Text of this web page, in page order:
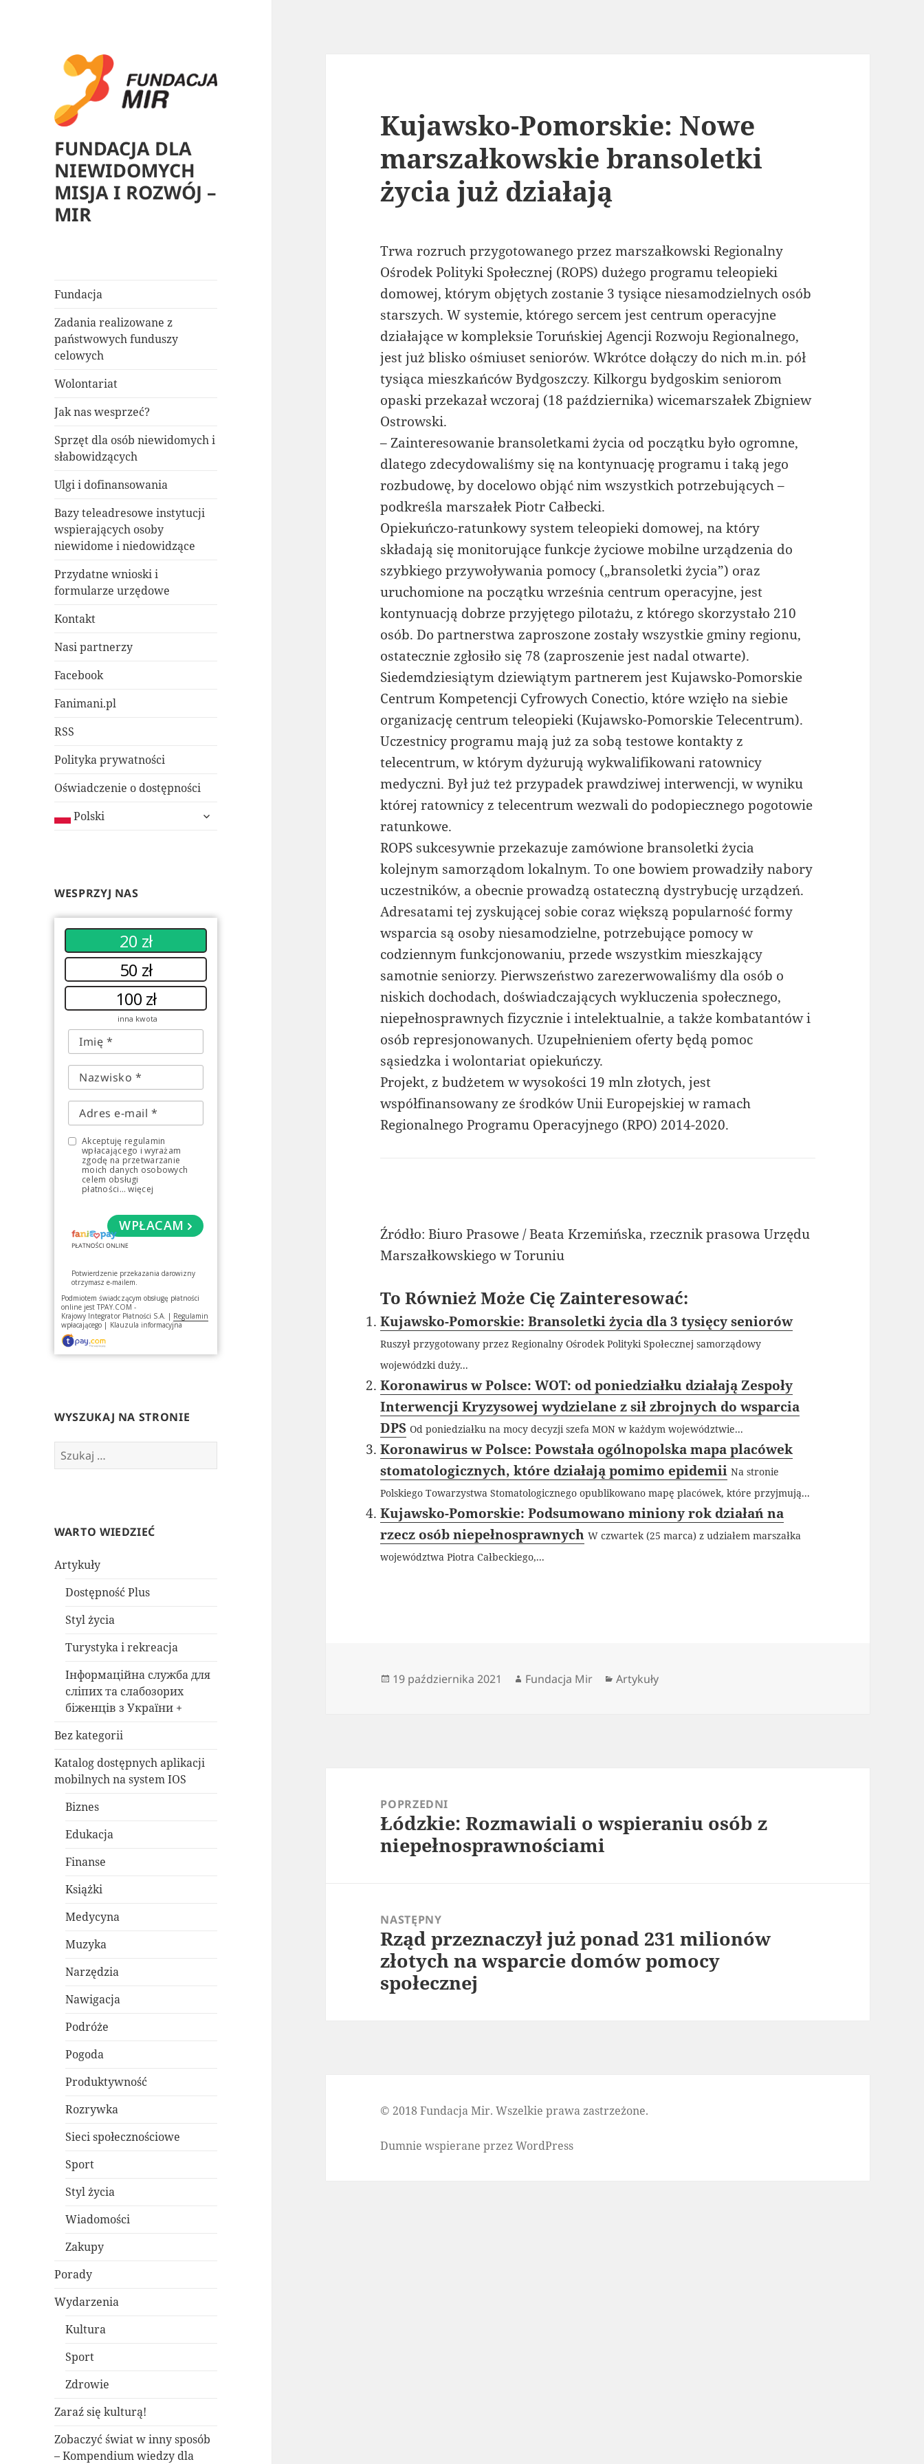
FUNDACJA DLA
NIEWIDOMYCH
MISJA I ROZWÓJ –
MIR
Fundacja
Zadania realizowane z
państwowych funduszy
celowych
Wolontariat
Jak nas wesprzeć?
Sprzęt dla osób niewidomych i
słabowidzących
Ulgi i dofinansowania
Bazy teleadresowe instytucji
wspierających osoby
niewidome i niedowidzące
Przydatne wnioski i
formularze urzędowe
Kontakt
Nasi partnerzy
Facebook
Fanimani.pl
RSS
Polityka prywatności
Oświadczenie o dostępności
Polski
rozwiń
WESPRZYJ NAS
20 zł
50 zł
100 zł
inna kwota
Akceptuję regulamin
wpłacającego i wyrażam
zgodę na przetwarzanie
moich danych osobowych
celem obsługi
płatności... więcej
WPŁACAM
Potwierdzenie przekazania darowizny
otrzymasz e-mailem.
Podmiotem świadczącym obsługę płatności
online jestTPAY.COM -
Krajowy Integrator Płatności S.A. | Regulamin
wpłacającego | Klauzula informacyjna
WYSZUKAJ NA STRONIE
Szukaj:
WARTO WIEDZIEĆ
Artykuły
Dostępność Plus
Styl życia
Turystyka i rekreacja
Інформаційна служба для
сліпих та слабозорих
біженців з України +
Bez kategorii
Katalog dostępnych aplikacji
mobilnych na system IOS
Biznes
Edukacja
Finanse
Książki
Medycyna
Muzyka
Narzędzia
Nawigacja
Podróże
Pogoda
Produktywność
Rozrywka
Sieci społecznościowe
Sport
Styl życia
Wiadomości
Zakupy
Porady
Wydarzenia
Kultura
Sport
Zdrowie
Zaraź się kulturą!
Zobaczyć świat w inny sposób
– Kompendium wiedzy dla
Kujawsko-Pomorskie: Nowe
marszałkowskie bransoletki
życia już działają
Trwa rozruch przygotowanego przez marszałkowski Regionalny
Ośrodek Polityki Społecznej (ROPS) dużego programu teleopieki
domowej, którym objętych zostanie 3 tysiące niesamodzielnych osób
starszych. W systemie, którego sercem jest centrum operacyjne
działające w kompleksie Toruńskiej Agencji Rozwoju Regionalnego,
jest już blisko ośmiuset seniorów. Wkrótce dołączy do nich m.in. pół
tysiąca mieszkańców Bydgoszczy. Kilkorgu bydgoskim seniorom
opaski przekazał wczoraj (18 października) wicemarszałek Zbigniew
Ostrowski.
– Zainteresowanie bransoletkami życia od początku było ogromne,
dlatego zdecydowaliśmy się na kontynuację programu i taką jego
rozbudowę, by docelowo objąć nim wszystkich potrzebujących –
podkreśla marszałek Piotr Całbecki.
Opiekuńczo-ratunkowy system teleopieki domowej, na który
składają się monitorujące funkcje życiowe mobilne urządzenia do
szybkiego przywoływania pomocy („bransoletki życia”) oraz
uruchomione na początku września centrum operacyjne, jest
kontynuacją dobrze przyjętego pilotażu, z którego skorzystało 210
osób. Do partnerstwa zaproszone zostały wszystkie gminy regionu,
ostatecznie zgłosiło się 78 (zaproszenie jest nadal otwarte).
Siedemdziesiątym dziewiątym partnerem jest Kujawsko-Pomorskie
Centrum Kompetencji Cyfrowych Conectio, które wzięło na siebie
organizację centrum teleopieki (Kujawsko-Pomorskie Telecentrum).
Uczestnicy programu mają już za sobą testowe kontakty z
telecentrum, w którym dyżurują wykwalifikowani ratownicy
medyczni. Był już też przypadek prawdziwej interwencji, w wyniku
której ratownicy z telecentrum wezwali do podopiecznego pogotowie
ratunkowe.
ROPS sukcesywnie przekazuje zamówione bransoletki życia
kolejnym samorządom lokalnym. To one bowiem prowadziły nabory
uczestników, a obecnie prowadzą ostateczną dystrybucję urządzeń.
Adresatami tej zyskującej sobie coraz większą popularność formy
wsparcia są osoby niesamodzielne, potrzebujące pomocy w
codziennym funkcjonowaniu, przede wszystkim mieszkający
samotnie seniorzy. Pierwszeństwo zarezerwowaliśmy dla osób o
niskich dochodach, doświadczających wykluczenia społecznego,
niepełnosprawnych fizycznie i intelektualnie, a także kombatantów i
osób represjonowanych. Uzupełnieniem oferty będą pomoc
sąsiedzka i wolontariat opiekuńczy.
Projekt, z budżetem w wysokości 19 mln złotych, jest
współfinansowany ze środków Unii Europejskiej w ramach
Regionalnego Programu Operacyjnego (RPO) 2014-2020.
Źródło: Biuro Prasowe / Beata Krzemińska, rzecznik prasowa Urzędu
Marszałkowskiego w Toruniu
To Również Może Cię Zainteresować:
Kujawsko-Pomorskie: Bransoletki życia dla 3 tysięcy seniorów
Ruszył przygotowany przez Regionalny Ośrodek Polityki Społecznej samorządowy
wojewódzki duży...
Koronawirus w Polsce: WOT: od poniedziałku działają Zespoły
Interwencji Kryzysowej wydzielane z sił zbrojnych do wsparcia
DPS Od poniedziałku na mocy decyzji szefa MON w każdym województwie...
Koronawirus w Polsce: Powstała ogólnopolska mapa placówek
stomatologicznych, które działają pomimo epidemii Na stronie
Polskiego Towarzystwa Stomatologicznego opublikowano mapę placówek, które przyjmują...
Kujawsko-Pomorskie: Podsumowano miniony rok działań na
rzecz osób niepełnosprawnych W czwartek (25 marca) z udziałem marszałka
województwa Piotra Całbeckiego,...
Data
19 października 2021 Autor
Fundacja Mir Kategorie
Artykuły
POPRZEDNI
Poprzedni
wpis:
Łódzkie: Rozmawiali o wspieraniu osób z
niepełnosprawnościami
NASTĘPNY
Następny
wpis:
Rząd przeznaczył już ponad 231 milionów
złotych na wsparcie domów pomocy
społecznej
© 2018 Fundacja Mir. Wszelkie prawa zastrzeżone.
Dumnie wspierane przez WordPress